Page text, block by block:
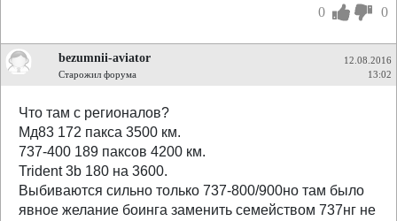
0 0
bezumnii-aviator
Старожил форума
12.08.2016
13:02
Что там с регионалов?
Мд83 172 пакса 3500 км.
737-400 189 паксов 4200 км.
Trident 3b 180 на 3600.
Выбиваются сильно только 737-800/900но там было
явное желание боинга заменить семейством 737нг не